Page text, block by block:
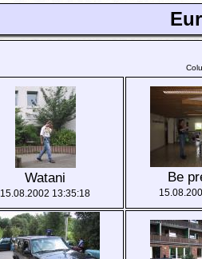
Watani
15.08.2002 13:35:18
Be